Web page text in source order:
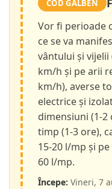
COD GALBEN
Vor fi perioade
ce se va
vântului și vijelii
km/h și pe arii
km/h), averse
electrice și
dimensiuni (1-2
timp (1-3 ore),
15-20 l/mp și
60 l/mp.
Începe: Vineri, 7